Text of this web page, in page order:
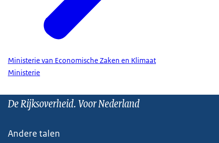
Ministerie van Economische Zaken en Klimaat
Ministerie
De Rijksoverheid. Voor Nederland
Andere talen